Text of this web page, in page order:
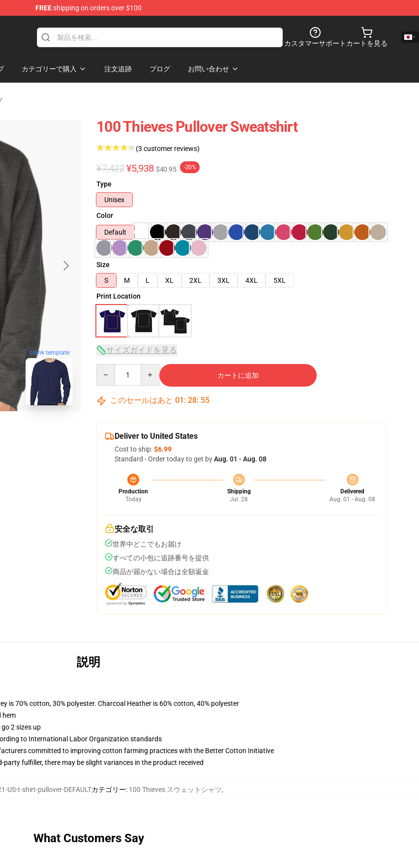
FREEshipping on orders over $100
カスタマーサポート カートを見る
カテゴリーで購入 注文追跡 ブログ お問い合わせ
blank template
100 Thieves Pullover Sweatshirt
(3 customer reviews)
¥7,422 ¥5,938 $40.95 -20%
Type
Unisex
Color
Default
Size
S
M L XL 2XL 3XL 4XL
5XL
Print Location
サイズガイドを見る
カートに追加
このセールはあと 01 : 28: 54
Deliver to United States
Cost to ship:$6.99
Standard - Order today to get byAug. 01 - Aug. 08
Production
Today
Shipping
Jul. 28
Delivered
Aug. 01 - Aug. 08
安全な取引
世界中どこでもお届け
すべての小包に追跡番号を提供
商品が届かない場合は全額返金
説明
is 70% cotton, 30% polyester. Charcoal Heather is 60% cotton, 40% polyester
hem
2 sizes up
to International Labor Organization standards
committed to improving cotton farming practices with the Better Cotton Initiative
fulfiller, there may be slight variances in the product received
US-t-shirt-pullover-DEFAULTカテゴリー: 100 Thieves スウェットシャツ,
What Customers Say